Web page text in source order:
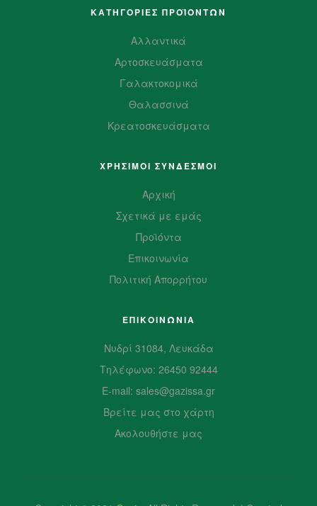
ΚΑΤΗΓΟΡΙΕΣ ΠΡΟΪΌΝΤΩΝ
Αλλαντικά
Αρτοσκευάσματα
Γαλακτοκομικά
Θαλασσινά
Κρεατοσκευάσματα
ΧΡΗΣΙΜΟΙ ΣΥΝΔΕΣΜΟΙ
Αρχική
Σχετικά με εμάς
Προϊόντα
Επικοινωνία
Πολιτική Απορρήτου
ΕΠΙΚΟΙΝΩΝΙΑ
Νυδρί 31084, Λευκάδα
Τηλέφωνο: 26450 92444
E-mail: sales@gazissa.gr
Βρείτε μας στο χάρτη
Ακολουθήστε μας